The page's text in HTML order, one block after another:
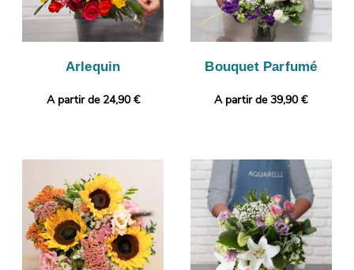
Arlequin
A partir de 24,90 €
Bouquet Parfumé
A partir de 39,90 €